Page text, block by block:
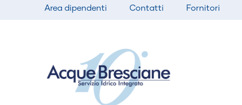
Top
Area dipendenti Contatti Fornitori